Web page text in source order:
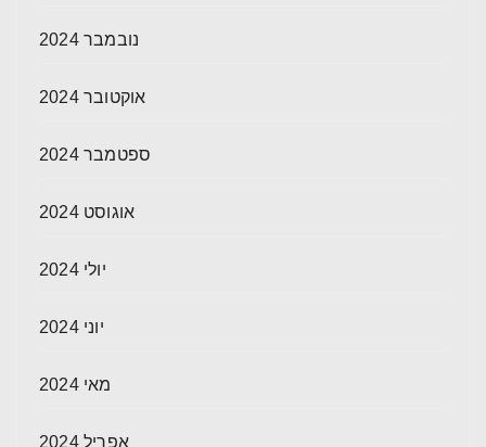
נובמבר 2024
אוקטובר 2024
ספטמבר 2024
אוגוסט 2024
יולי 2024
יוני 2024
מאי 2024
אפריל 2024